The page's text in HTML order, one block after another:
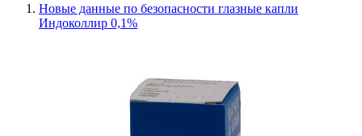
Новые данные по безопасности глазные капли
Индоколлир 0,1%